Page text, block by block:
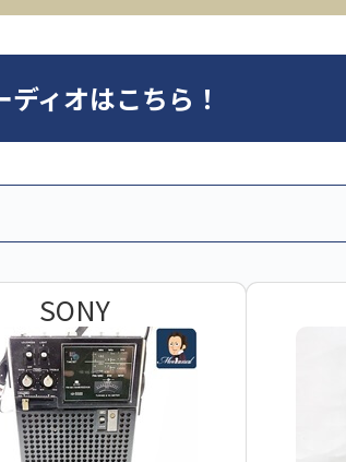
ィオはこちら！
SONY